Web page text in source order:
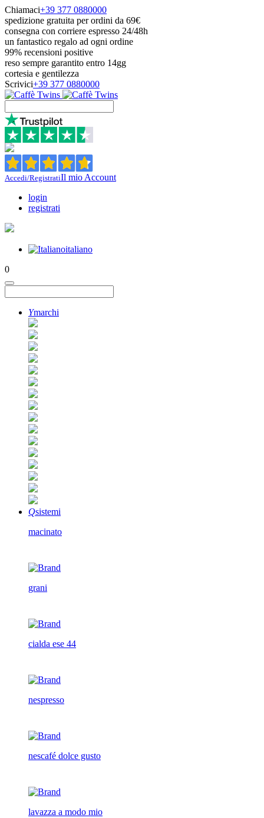
Chiamaci+39 377 0880000
spedizione gratuita per ordini da 69€
consegna con corriere espresso 24/48h
un fantastico regalo ad ogni ordine
99% recensioni positive
reso sempre garantito entro 14gg
cortesia e gentilezza
Scrivici+39 377 0880000
Accedi/RegistratiIl mio Account
login
registrati
italiano
0
Ymarchi
Qsistemi
macinato
grani
cialda ese 44
nespresso
nescafé dolce gusto
lavazza a modo mio